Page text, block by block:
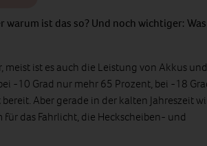
ist das so? Und noch wichtiger: Was
ist es auch die Leistung von Akkus und
-10 Grad nur mehr 65 Prozent, bei -18
Aber gerade in der kalten Jahreszeit
das Fahrlicht, die Heckscheiben- und